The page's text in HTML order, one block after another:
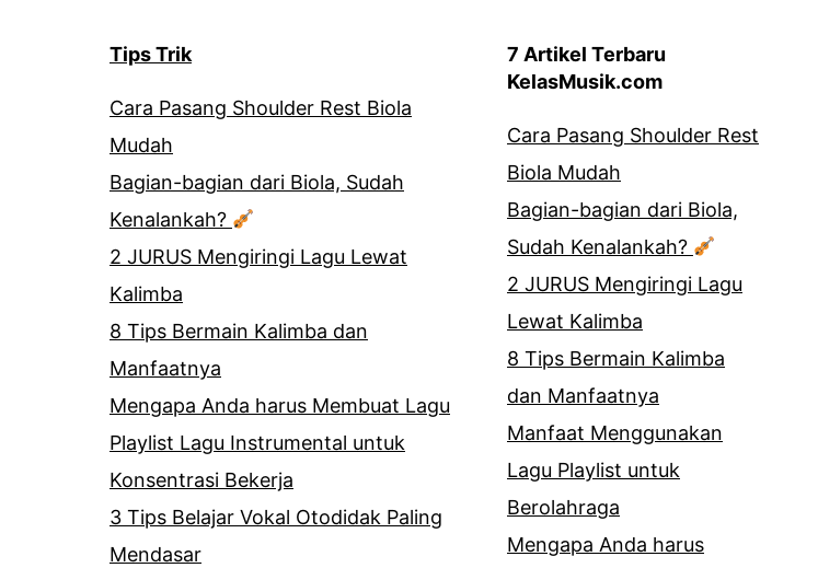
Tips Trik
Cara Pasang Shoulder Rest Biola
Mudah
Bagian-bagian dari Biola, Sudah
Kenalankah?
2 JURUS Mengiringi Lagu Lewat
Kalimba
8 Tips Bermain Kalimba dan
Manfaatnya
Mengapa Anda harus Membuat Lagu
Playlist Lagu Instrumental untuk
Konsentrasi Bekerja
3 Tips Belajar Vokal Otodidak Paling
Mendasar
7 Artikel Terbaru
KelasMusik.com
Cara Pasang Shoulder Rest
Biola Mudah
Bagian-bagian dari Biola,
Sudah Kenalankah?
2 JURUS Mengiringi Lagu
Lewat Kalimba
8 Tips Bermain Kalimba
dan Manfaatnya
Manfaat Menggunakan
Lagu Playlist untuk
Berolahraga
Mengapa Anda harus